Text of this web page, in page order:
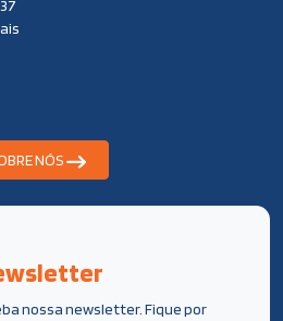
NÓS
nossa newsletter. Fique por